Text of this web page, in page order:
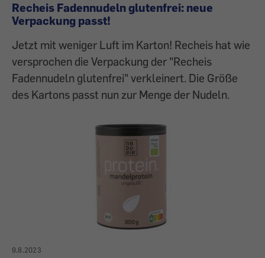
Recheis Fadennudeln glutenfrei: neue
Verpackung passt!
Jetzt mit weniger Luft im Karton! Recheis hat wie
versprochen die Verpackung der "Recheis
Fadennudeln glutenfrei" verkleinert. Die Größe
des Kartons passt nun zur Menge der Nudeln.
9.8.2023